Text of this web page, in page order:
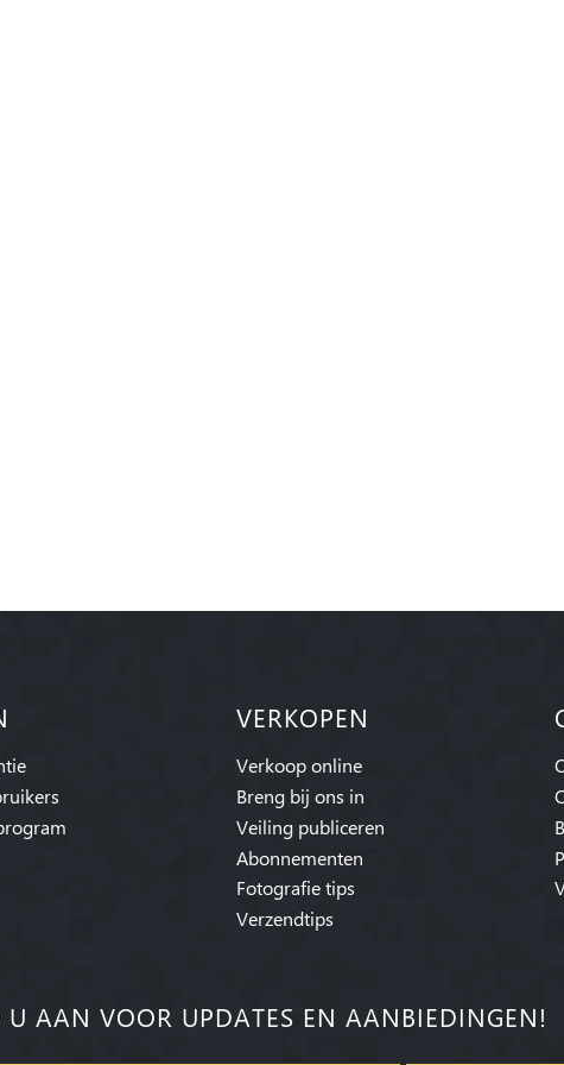
VERKOPEN
Verkoop online
Breng bij ons in
Veiling publiceren
Abonnementen
Fotografie tips
Verzendtips
U AAN VOOR UPDATES EN AANBIEDINGEN!